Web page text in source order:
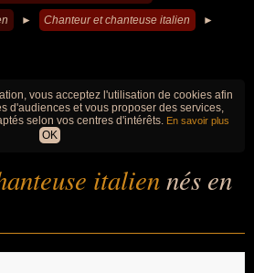
► Chanteur et chanteuse italien ►
vous acceptez l'utilisation de cookies afin
d'audiences et vous proposer des services,
selon vos centres d'intérêts. En savoir plus
OK
italiennés en